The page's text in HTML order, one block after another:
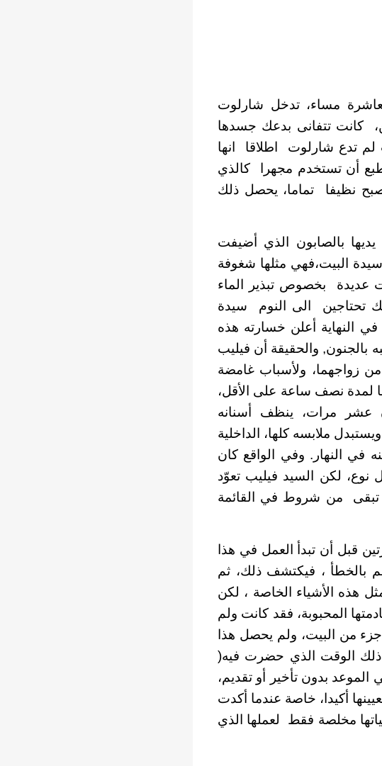
مساء، تدخل شارلوت
كانت تتفانى بدعك جسدها
تدع شارلوت اطلاقا انها
أن تستخدم مجهرا كالذي
نظيفا تماما، يحصل ذلك
بالصابون الذي أضيفت
البيت،فهي مثلها شغوفة
عديدة بخصوص تبذير الماء
تحتاجين الى النوم سيدة
النهاية أعلن خسارته هذه
بالجنون, والحقيقة أن فيليب
زواجهما، ولأسباب غامضة
لمدة نصف ساعة على الأقل،
عشر مرات، ينظف أسنانه
ملابسه كلها، الداخلية
النهار. وفي الواقع كان
لكن السيد فيليب تعوّد
تبقى من شروط في القائمة
قبل أن تبدأ العمل في هذا
بالخطأ ، فيكتشف ذلك، ثم
هذه الأشياء الخاصة ، لكن
المحبوبة، فقد كانت ولم
من البيت، ولم يحصل هذا
في ذلك الوقت الذي حضرت فيه(
بدون تأخير أو تقديم،
أكيدا، خاصة عندما أكدت
مخلصة فقط لعملها الذي